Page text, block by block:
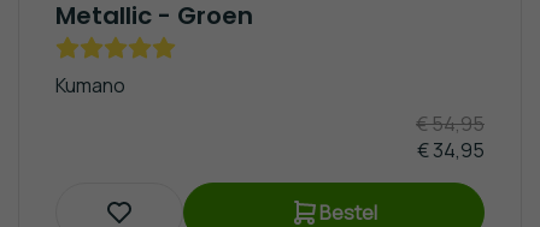
Metallic - Groen
Kumano
€ 54,95
€ 34,95
Bestel